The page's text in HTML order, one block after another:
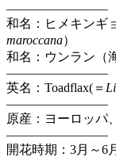
————————
和名：ヒメキンギ
maroccana）
和名：ウンラン（
————————
英名：Toadflax(＝
————————
原産：ヨーロッパ
————————
開花時期：3月～6